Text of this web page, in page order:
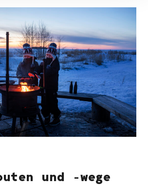
und -wege